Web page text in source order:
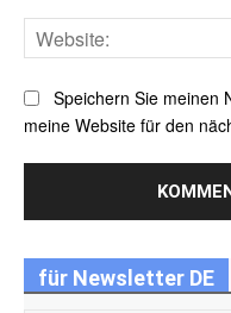
Speichern Sie meinen
meine Website für den
für Newsletter DE